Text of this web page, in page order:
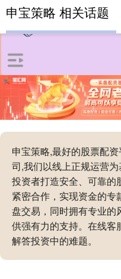
申宝策略,最好的股票配
司,我们以线上正规运营
投资者打造安全、可靠的
紧密合作，实现资金的
盘交易，同时拥有专业的
供强有力的支持。在线客
解答投资中的难题。
申宝策略 相关话题